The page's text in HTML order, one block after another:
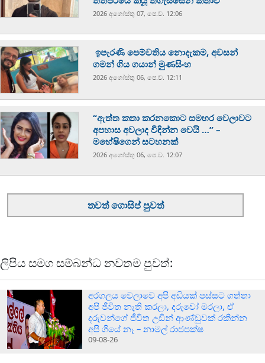
2026 අගෝස්‍තු 07, පෙ.ව. 12:06
ඉපැරණි පෙම්වතිය නොදැකම, අවසන්
ගමන් ගිය ගයාන් මුණසිංහ
2026 අගෝස්‍තු 06, පෙ.ව. 12:11
“ඇත්ත කතා කරනකොට සමහර වෙලාවට
අපහාස අවලාද විඳින්න වෙයි …” –
මහේෂිගෙන් සටහනක්
2026 අගෝස්‍තු 06, පෙ.ව. 12:07
තවත් ගොසිප් පුවත්
ලිපිය සමග සම්බන්ධ නවතම පුවත්:
අරගලය වෙලාවෙ අපි අඩියක් පස්සට ගත්තා
අපි ජීවිත නැති කරලා, දරුවෝ මරලා, ඒ
දරුවන්ගේ ජීවිත උඩින් ආණ්ඩුවක් රකින්න
අපි ගියේ නෑ – නාමල් රාජපක්ෂ
09-08-26